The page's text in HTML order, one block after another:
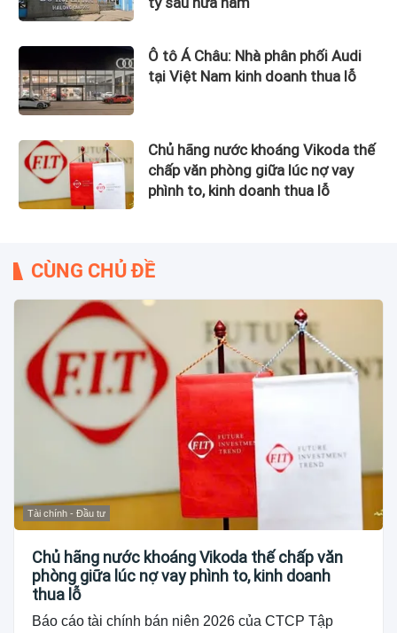
Ô tô Á Châu: Nhà phân phối Audi
tại Việt Nam kinh doanh thua lỗ
Chủ hãng nước khoáng Vikoda thế
chấp văn phòng giữa lúc nợ vay
phình to, kinh doanh thua lỗ
CÙNG CHỦ ĐỀ
Tài chính - Đầu tư
Chủ hãng nước khoáng Vikoda thế chấp văn
phòng giữa lúc nợ vay phình to, kinh doanh
thua lỗ
Báo cáo tài chính bán niên 2026 của CTCP Tập